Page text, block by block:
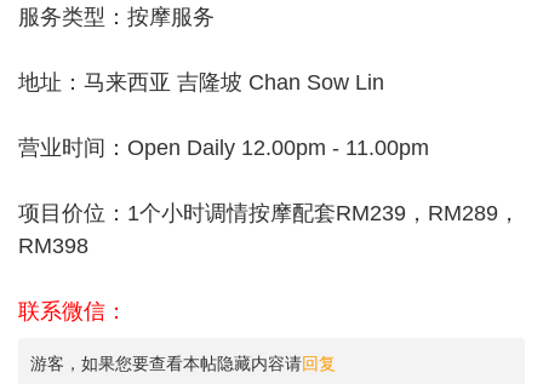
服务类型：按摩服务
地址：马来西亚 吉隆坡 Chan Sow Lin
营业时间：Open Daily 12.00pm - 11.00pm
项目价位：1个小时调情按摩配套RM239，RM289，
RM398
联系微信：
游客，如果您要查看本帖隐藏内容请回复